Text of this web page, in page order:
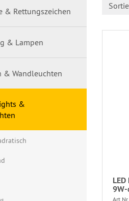
9W-
& Rettungszeichen
& Lampen
& Wandleuchten
&